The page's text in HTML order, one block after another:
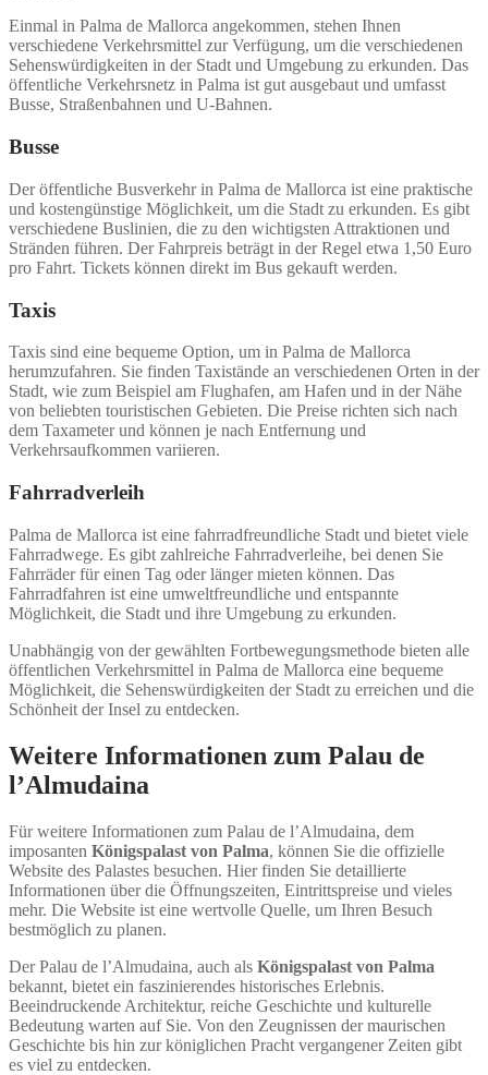
Einmal in Palma de Mallorca angekommen, stehen Ihnen
verschiedene Verkehrsmittel zur Verfügung, um die verschiedenen
Sehenswürdigkeiten in der Stadt und Umgebung zu erkunden. Das
öffentliche Verkehrsnetz in Palma ist gut ausgebaut und umfasst
Busse, Straßenbahnen und U-Bahnen.
Busse
Der öffentliche Busverkehr in Palma de Mallorca ist eine praktische
und kostengünstige Möglichkeit, um die Stadt zu erkunden. Es gibt
verschiedene Buslinien, die zu den wichtigsten Attraktionen und
Stränden führen. Der Fahrpreis beträgt in der Regel etwa 1,50 Euro
pro Fahrt. Tickets können direkt im Bus gekauft werden.
Taxis
Taxis sind eine bequeme Option, um in Palma de Mallorca
herumzufahren. Sie finden Taxistände an verschiedenen Orten in der
Stadt, wie zum Beispiel am Flughafen, am Hafen und in der Nähe
von beliebten touristischen Gebieten. Die Preise richten sich nach
dem Taxameter und können je nach Entfernung und
Verkehrsaufkommen variieren.
Fahrradverleih
Palma de Mallorca ist eine fahrradfreundliche Stadt und bietet viele
Fahrradwege. Es gibt zahlreiche Fahrradverleihe, bei denen Sie
Fahrräder für einen Tag oder länger mieten können. Das
Fahrradfahren ist eine umweltfreundliche und entspannte
Möglichkeit, die Stadt und ihre Umgebung zu erkunden.
Unabhängig von der gewählten Fortbewegungsmethode bieten alle
öffentlichen Verkehrsmittel in Palma de Mallorca eine bequeme
Möglichkeit, die Sehenswürdigkeiten der Stadt zu erreichen und die
Schönheit der Insel zu entdecken.
Weitere Informationen zum Palau de
l’Almudaina
Für weitere Informationen zum Palau de l’Almudaina, dem
imposanten Königspalast von Palma, können Sie die offizielle
Website des Palastes besuchen. Hier finden Sie detaillierte
Informationen über die Öffnungszeiten, Eintrittspreise und vieles
mehr. Die Website ist eine wertvolle Quelle, um Ihren Besuch
bestmöglich zu planen.
Der Palau de l’Almudaina, auch als Königspalast von Palma
bekannt, bietet ein faszinierendes historisches Erlebnis.
Beeindruckende Architektur, reiche Geschichte und kulturelle
Bedeutung warten auf Sie. Von den Zeugnissen der maurischen
Geschichte bis hin zur königlichen Pracht vergangener Zeiten gibt
es viel zu entdecken.